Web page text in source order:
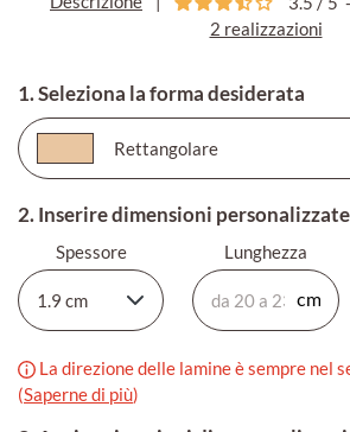
2 realizzazioni
1. Seleziona la forma desiderata
2. Inserire dimensioni personalizzate
Spessore Lunghezza
La direzione delle lamine è sempre nel
(Saperne di più)